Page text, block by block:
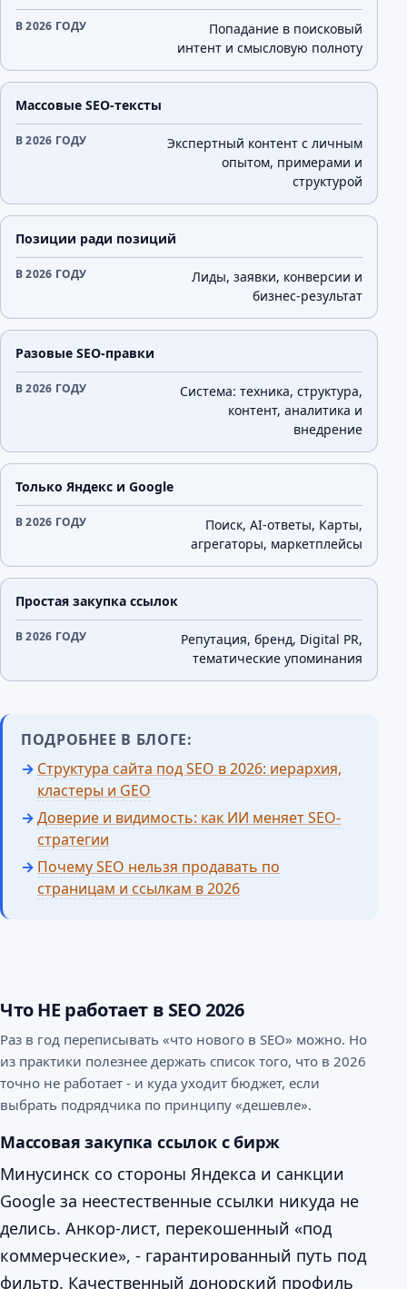
Попадание в поисковый
интент и смысловую полноту
Массовые SEO-тексты
Экспертный контент с личным
опытом, примерами и
структурой
Позиции ради позиций
Лиды, заявки, конверсии и
бизнес-результат
Разовые SEO-правки
Система: техника, структура,
контент, аналитика и
внедрение
Только Яндекс и Google
Поиск, AI-ответы, Карты,
агрегаторы, маркетплейсы
Простая закупка ссылок
Репутация, бренд, Digital PR,
тематические упоминания
ПОДРОБНЕЕ В БЛОГЕ:
Структура сайта под SEO в 2026: иерархия,
кластеры и GEO
Доверие и видимость: как ИИ меняет SEO-
стратегии
Почему SEO нельзя продавать по
страницам и ссылкам в 2026
Что НЕ работает в SEO 2026
Раз в год переписывать «что нового в SEO» можно. Но
из практики полезнее держать список того, что в 2026
точно не работает - и куда уходит бюджет, если
выбрать подрядчика по принципу «дешевле».
Массовая закупка ссылок с бирж
Минусинск со стороны Яндекса и санкции
Google за неестественные ссылки никуда не
делись. Анкор-лист, перекошенный «под
коммерческие», - гарантированный путь под
фильтр. Качественный донорский профиль